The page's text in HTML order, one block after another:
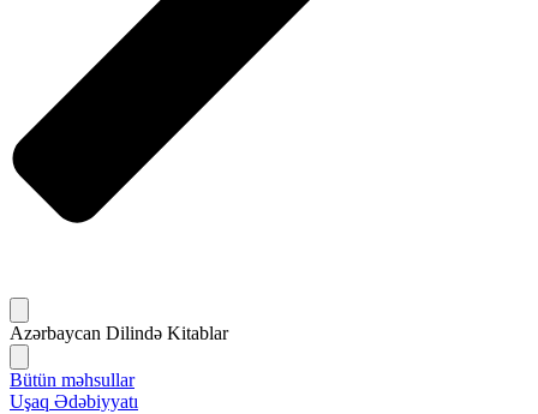
Azərbaycan Dilində Kitablar
Bütün məhsullar
Uşaq Ədəbiyyatı